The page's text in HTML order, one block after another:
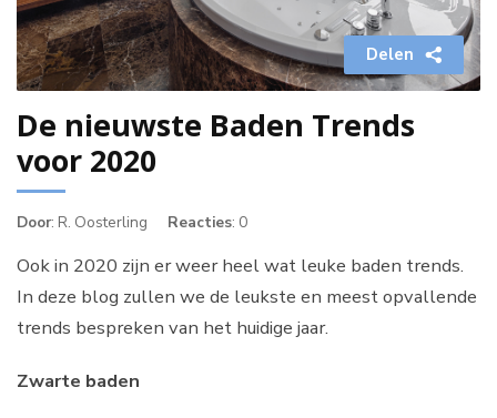
Delen
De nieuwste Baden Trends
voor 2020
Door: R. Oosterling Reacties: 0
Ook in 2020 zijn er weer heel wat leuke baden trends.
In deze blog zullen we de leukste en meest opvallende
trends bespreken van het huidige jaar.
Zwarte baden